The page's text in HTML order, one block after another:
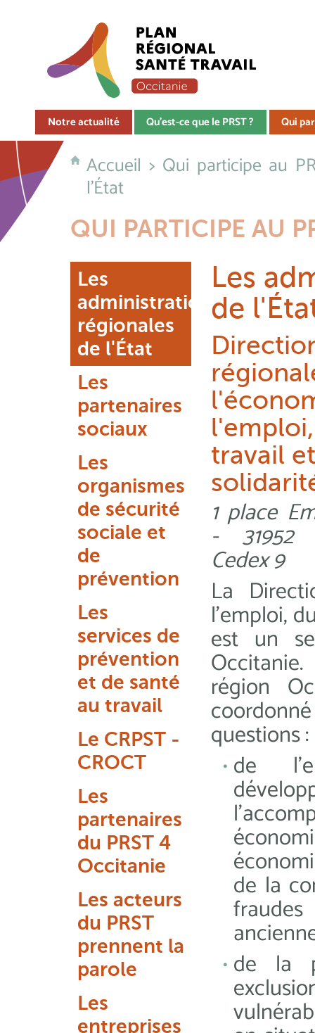
Notre actualité Qu'est-ce que le PRST ? Qui
Accueil > Qui participe au
l'État
QUI PARTICIPE AU
Les
administrations
régionales
de l'État
Les
partenaires
sociaux
Les
organismes
de sécurité
sociale et
de
prévention
Les
services de
prévention
et de santé
au travail
Le CRPST -
CROCT
Les
partenaires
du PRST 4
Occitanie
Les acteurs
du PRST
prennent la
parole
Les
entreprises
Les
de
travail
1 place
- 31952
Cedex 9
La
l’emploi,
est un
région
questions :
de
de la
de la